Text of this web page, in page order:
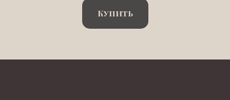
Купить